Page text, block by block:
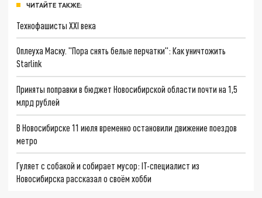
ЧИТАЙТЕ ТАКЖЕ:
Технофашисты XXI века
Оплеуха Маску. "Пора снять белые перчатки": Как уничтожить
Starlink
Приняты поправки в бюджет Новосибирской области почти на 1,5
млрд рублей
В Новосибирске 11 июля временно остановили движение поездов
метро
Гуляет с собакой и собирает мусор: IT-специалист из
Новосибирска рассказал о своём хобби